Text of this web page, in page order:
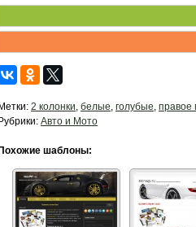
Метки: 2 колонки, белые, голубые, правое
Рубрики: Авто и Мото
Похожие шаблоны: